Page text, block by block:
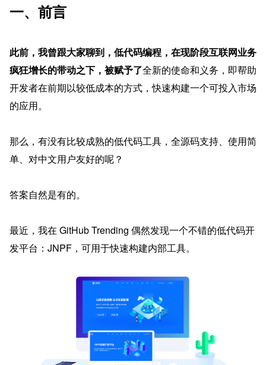
一、前言
此前，我曾跟大家聊到，低代码编程，在现阶段互联网业务
疯狂增长的带动之下，被赋予了全新的使命和义务，即帮助
开发者在前期以较低成本的方式，快速构建一个可投入市场
的应用。
那么，有没有比较成熟的低代码工具，全源码支持、使用简
单、对中文用户友好的呢？
答案自然是有的。
最近，我在 GitHub Trending 偶然发现一个不错的低代码开
发平台：JNPF，可用于快速构建内部工具。